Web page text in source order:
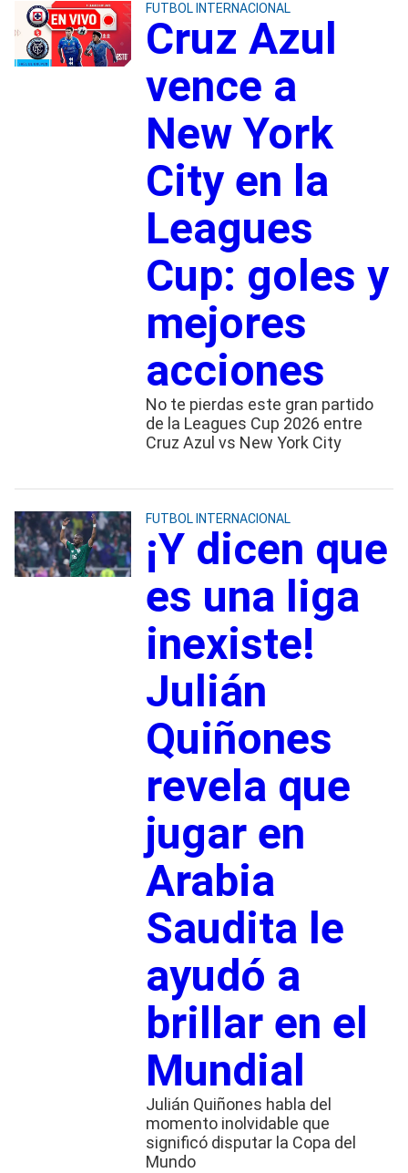
FUTBOL INTERNACIONAL
Cruz Azul
vence a
New York
City en la
Leagues
Cup: goles y
mejores
acciones
No te pierdas este gran partido
de la Leagues Cup 2026 entre
Cruz Azul vs New York City
FUTBOL INTERNACIONAL
¡Y dicen que
es una liga
inexiste!
Julián
Quiñones
revela que
jugar en
Arabia
Saudita le
ayudó a
brillar en el
Mundial
Julián Quiñones habla del
momento inolvidable que
significó disputar la Copa del
Mundo